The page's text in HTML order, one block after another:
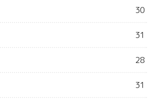
30
31
28
31